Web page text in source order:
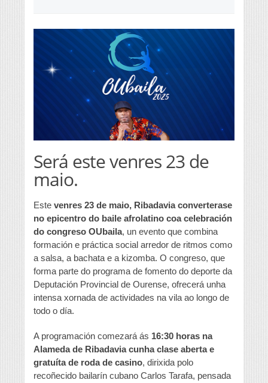
Será este venres 23 de
maio.
Este venres 23 de maio, Ribadavia converterase
no epicentro do baile afrolatino coa celebración
do congreso OUbaila, un evento que combina
formación e práctica social arredor de ritmos como
a salsa, a bachata e a kizomba. O congreso, que
forma parte do programa de fomento do deporte da
Deputación Provincial de Ourense, ofrecerá unha
intensa xornada de actividades na vila ao longo de
todo o día.
A programación comezará ás 16:30 horas na
Alameda de Ribadavia cunha clase aberta e
gratuíta de roda de casino, dirixida polo
recoñecido bailarín cubano Carlos Tarafa, pensada